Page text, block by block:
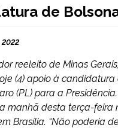
de
reeleito de Minas
(4) apoio à candidatura
(PL) para a
manhã desta terça-feira
Brasília. “Não poderia